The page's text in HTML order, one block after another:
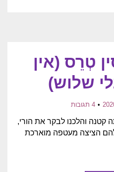
טְרֵס (אין
שלוש)
4 תגובות
קטנה והלכנו לבקר את הורי,
הציצה מעטפה מוארכת